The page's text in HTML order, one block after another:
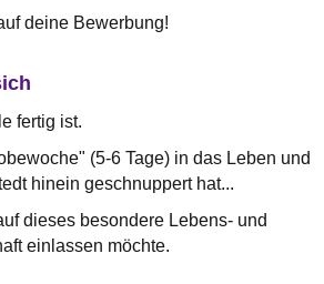
deine Bewerbung!
fertig ist.
(5-6 Tage) in das Leben und
hinein geschnuppert hat...
dieses besondere Lebens- und
einlassen möchte.